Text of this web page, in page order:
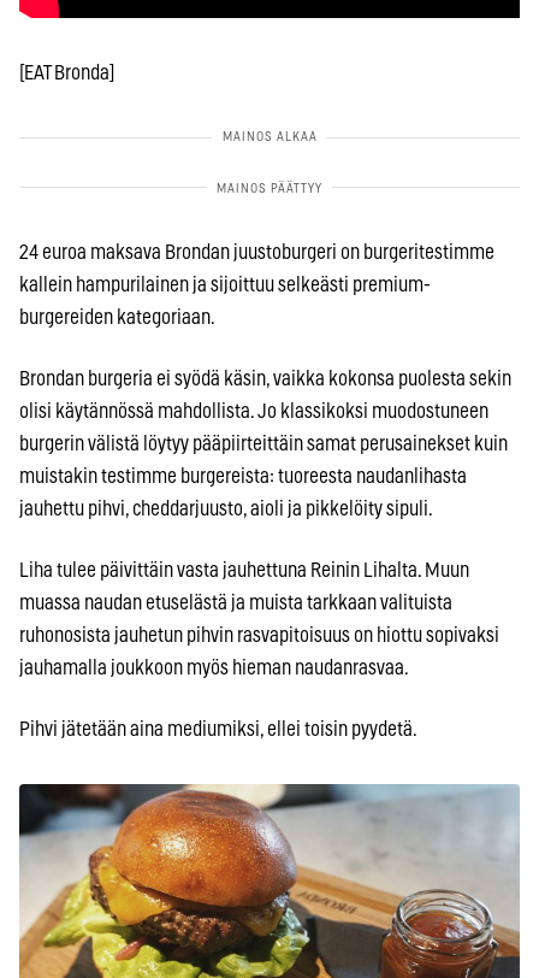
[EAT Bronda]
24 euroa maksava Brondan juustoburgeri on burgeritestimme
kallein hampurilainen ja sijoittuu selkeästi premium-
burgereiden kategoriaan.
Brondan burgeria ei syödä käsin, vaikka kokonsa puolesta sekin
olisi käytännössä mahdollista. Jo klassikoksi muodostuneen
burgerin välistä löytyy pääpiirteittäin samat perusainekset kuin
muistakin testimme burgereista: tuoreesta naudanlihasta
jauhettu pihvi, cheddarjuusto, aioli ja pikkelöity sipuli.
Liha tulee päivittäin vasta jauhettuna Reinin Lihalta. Muun
muassa naudan etuselästä ja muista tarkkaan valituista
ruhonosista jauhetun pihvin rasvapitoisuus on hiottu sopivaksi
jauhamalla joukkoon myös hieman naudanrasvaa.
Pihvi jätetään aina mediumiksi, ellei toisin pyydetä.